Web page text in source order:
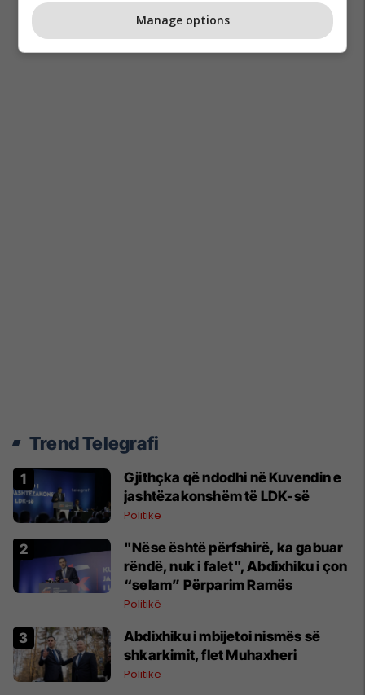
Trend Telegrafi
Gjithçka që ndodhi në Kuvendin e
jashtëzakonshëm të LDK-së
Politikë
"Nëse është përfshirë, ka gabuar
rëndë, nuk i falet", Abdixhiku i çon
“selam” Përparim Ramës
Politikë
Abdixhiku i mbijetoi nismës së
shkarkimit, flet Muhaxheri
Politikë
Manage options